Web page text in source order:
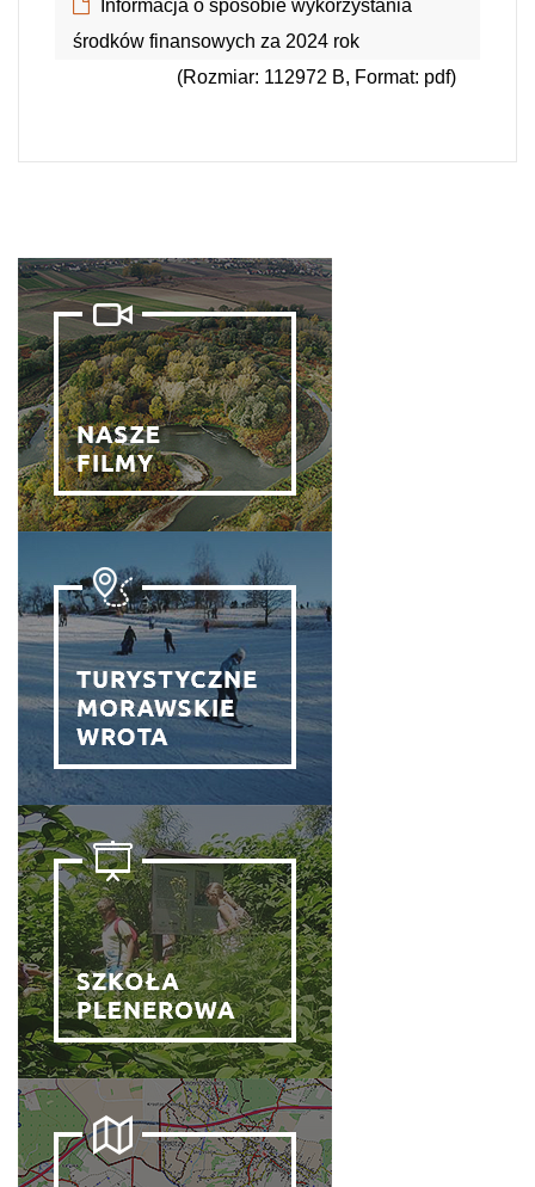
Informacja o sposobie wykorzystania
środków finansowych za 2024 rok
(Rozmiar: 112972 B, Format: pdf)